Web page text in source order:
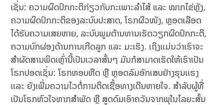
ເຊັ່ນ: ຄວາມຜິດປົກກະຕິກ່ຽວກັບກະເພາະລໍາໄສ້ ແລະ ໝາກໄຂ່ຫຼັງ,
ຄວາມຜິດປົກກະຕິຂອງລະບົບປະສາດ, ໂຣກຜິວໜັງ, ຫຼອດເລືອດ
ໄດ້ຮັບຄວາມເສຍຫາຍ, ລະບົບພູມຕ້ານທານເຮັດວຽກຜິດປົກກະຕິ,
ຄວາມບົກຜ່ອງດ້ານການເກີດລູກ ແລະ ມະເຮັງ. ເຖິງເເມ່ນວ່າເຮົາຈະ
ສຳຜັດສານພິດເຫຼົ່ານີ້ເປັນເວລາສັ້ນໆ ມັນກໍສາມາດເຮັດໃຫ້ເຮົາເປັນ
ໂຣກປອດເຊັ່ນ: ໂຣກຫອບຫືດ ຫຼື ຫຼອດລົມອັກເສບຢ່າງຮຸນເເຮງ
ເເລະ ຍັງເພີ່ມຄວາມໄວຕໍ່ການຕິດເຊື້ອທາງເດີນຫາຍໃຈ. ສຳລັບຜູ້ທີ່
ເປັນໂຣກຫົວໃຈຫາກສຳພັດ ຫຼື ສູດດົມເອົາຄວັນຈາກພຸໃນໄລຍະສັ້ນ